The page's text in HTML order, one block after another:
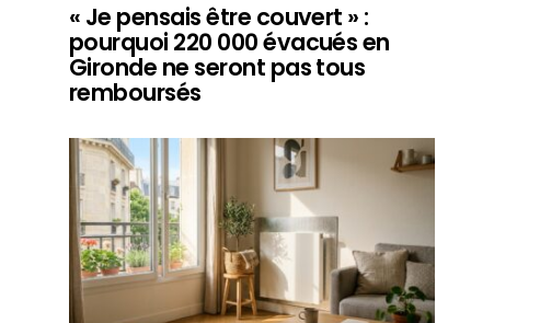
« Je pensais être couvert » :
pourquoi 220 000 évacués en
Gironde ne seront pas tous
remboursés